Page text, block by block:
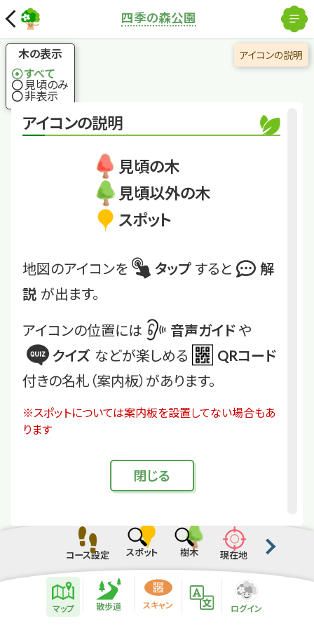
アイコンの説明
見頃の木
見頃以外の木
スポット
地図のアイコンを タップ すると
解
説 が出ます。
アイコンの位置には 音声ガイド や
クイズ などが楽しめる
QRコード
付きの名札（案内板）があります。
※スポットについては案内板を設置してない場合もあ
ります
閉じる
四季の森公園
ヤマコウバシ
ヤマコウバシ
国土地理院
木の表示
すべて
見頃のみ
非表示
解除
アイコンの説明
コース設定 スポット 樹木 現在地
マップ 散歩道 スキャン ログイン
散歩道紹介ページ
緑地紹介情報